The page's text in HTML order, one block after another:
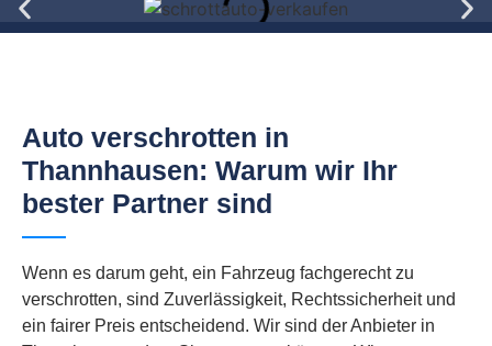
Auto verschrotten in
Thannhausen: Warum wir Ihr
bester Partner sind
Wenn es darum geht, ein Fahrzeug fachgerecht zu
verschrotten, sind Zuverlässigkeit, Rechtssicherheit und
ein fairer Preis entscheidend. Wir sind der Anbieter in